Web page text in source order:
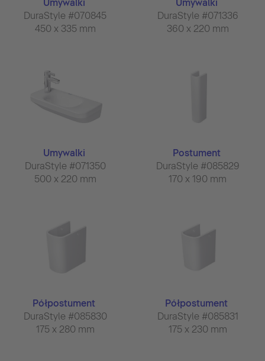
Umywalki
DuraStyle #070845
450 x 335 mm
Umywalki
DuraStyle #071336
360 x 220 mm
Umywalki
DuraStyle #071350
500 x 220 mm
Postument
DuraStyle #085829
170 x 190 mm
Półpostument
DuraStyle #085830
175 x 280 mm
Półpostument
DuraStyle #085831
175 x 230 mm